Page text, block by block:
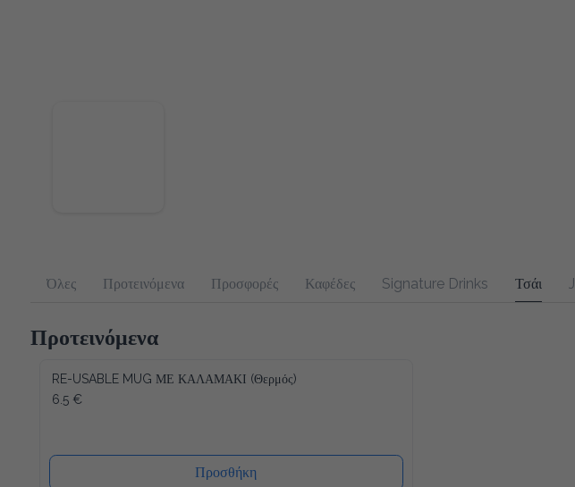
Όλες Προτεινόμενα Προσφορές Καφέδες Signature Drinks Τσάι
Προτεινόμενα
RE-USABLE MUG ΜΕ ΚΑΛΑΜΑΚΙ (Θερμός)
6.5 €
Προσθήκη